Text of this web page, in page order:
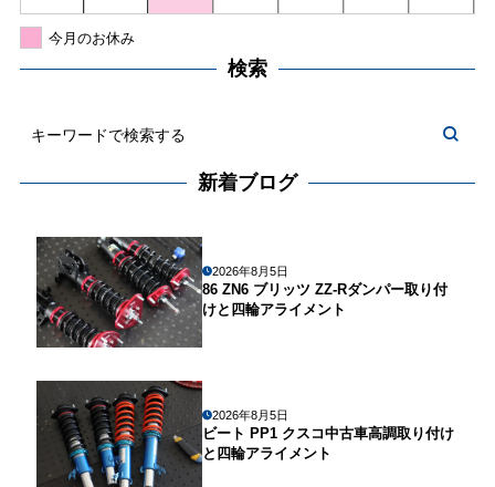
今月のお休み
検索
新着ブログ
2026年8月5日
86 ZN6 ブリッツ ZZ-Rダンパー取り付
けと四輪アライメント
2026年8月5日
ビート PP1 クスコ中古車高調取り付け
と四輪アライメント